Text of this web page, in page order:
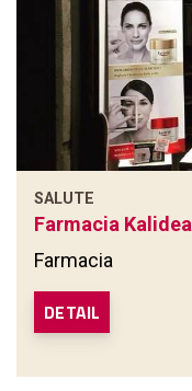
SALUTE
Farmacia Kalidea
Farmacia
DETAIL